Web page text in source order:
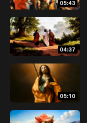
05:43
04:37
05:10